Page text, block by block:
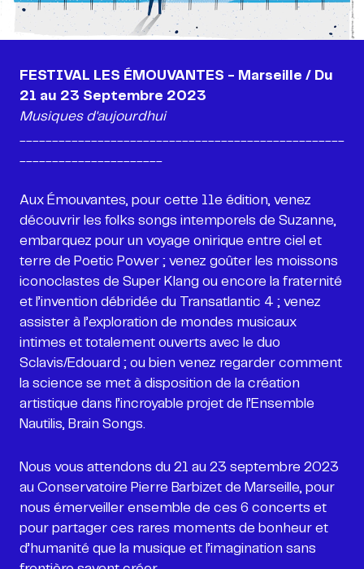
FESTIVAL LES ÉMOUVANTES - Marseille / Du
Musiques d'aujourdhui
Aux Émouvantes, pour cette 11e édition, venez
découvrir les folks songs intemporels de Suzanne,
embarquez pour un voyage onirique entre ciel et
terre de Poetic Power ; venez goûter les moissons
iconoclastes de Super Klang ou encore la fraternité
et l’invention débridée du Transatlantic 4 ; venez
assister à l’exploration de mondes musicaux
intimes et totalement ouverts avec le duo
Sclavis/Edouard ; ou bien venez regarder comment
la science se met à disposition de la création
artistique dans l’incroyable projet de l’Ensemble
Nautilis, Brain Songs.
Nous vous attendons du 21 au 23 septembre 2023
au Conservatoire Pierre Barbizet de Marseille, pour
nous émerveiller ensemble de ces 6 concerts et
pour partager ces rares moments de bonheur et
d’humanité que la musique et l’imagination sans